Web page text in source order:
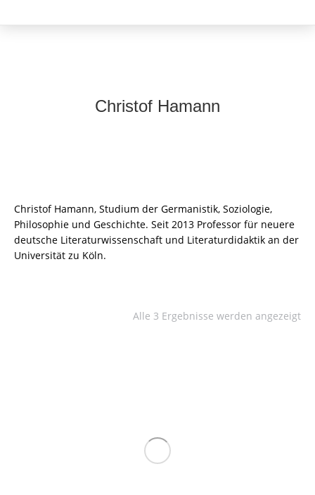
Christof Hamann
Christof Hamann, Studium der Germanistik, Soziologie,
Philosophie und Geschichte. Seit 2013 Professor für neuere
deutsche Literaturwissenschaft und Literaturdidaktik an der
Universität zu Köln.
Alle 3 Ergebnisse werden angezeigt